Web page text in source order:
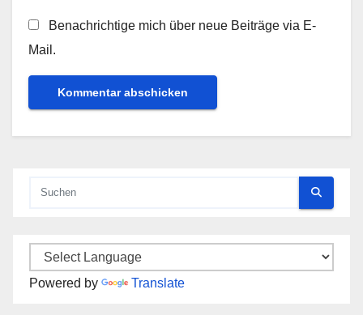
Benachrichtige mich über neue Beiträge via E-
Mail.
Powered by Translate